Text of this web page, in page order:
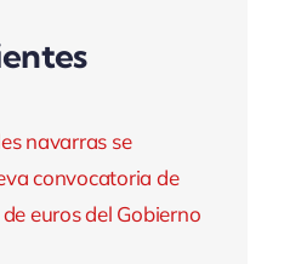
navarras se
convocatoria de
euros del Gobierno